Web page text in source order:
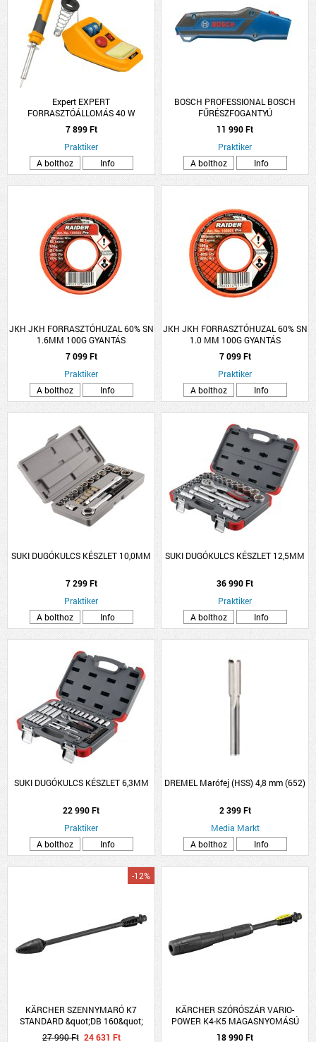
Expert EXPERT
FORRASZTÓÁLLOMÁS 40 W
7 899 Ft
Praktiker
A bolthoz
Info
BOSCH PROFESSIONAL BOSCH
FŰRÉSZFOGANTYÚ
SZABLYAFŰRÉSZLAPOKHOZ
11 990 Ft
Praktiker
A bolthoz
Info
JKH JKH FORRASZTÓHUZAL 60% SN
1.6MM 100G GYANTÁS
7 099 Ft
Praktiker
A bolthoz
Info
JKH JKH FORRASZTÓHUZAL 60% SN
1.0 MM 100G GYANTÁS
7 099 Ft
Praktiker
A bolthoz
Info
SUKI DUGÓKULCS KÉSZLET 10,0MM
7 299 Ft
Praktiker
A bolthoz
Info
SUKI DUGÓKULCS KÉSZLET 12,5MM
36 990 Ft
Praktiker
A bolthoz
Info
SUKI DUGÓKULCS KÉSZLET 6,3MM
22 990 Ft
Praktiker
A bolthoz
Info
DREMEL Marófej (HSS) 4,8 mm (652)
2 399 Ft
Media Markt
A bolthoz
Info
KÄRCHER SZENNYMARÓ K7
STANDARD &quot;DB 160&quot;
MAGASNYOMÁSÚ MOSÓHOZ
-12%
27 990 Ft 24 631 Ft
KÄRCHER SZÓRÓSZÁR VARIO-
POWER K4-K5 MAGASNYOMÁSÚ
MOSÓHOZ
18 990 Ft